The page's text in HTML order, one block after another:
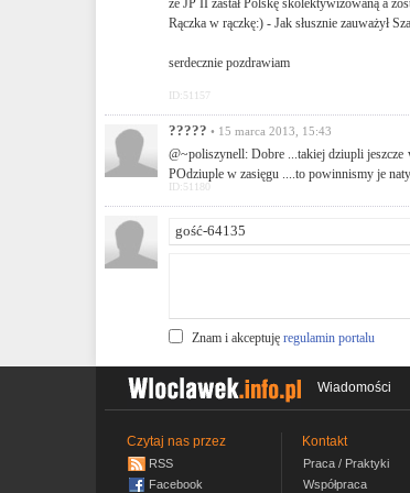
że JP II zastał Polskę skolektywizowaną a
Rączka w rączkę:) - Jak słusznie zauważył
serdecznie pozdrawiam
ID:51157
????? • 15 marca 2013, 15:43
@~poliszynell: Dobre ...takiej dziupli
POdziuple w zasięgu ....to powinnismy je
ID:51180
Znam i akceptuję regulamin portalu
Wiadomości
Czytaj nas przez
RSS
Facebook
Kontakt
Praca / Praktyki
Współpraca